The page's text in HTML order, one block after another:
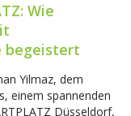
Wie
begeistert
Yilmaz, dem
einem spannenden
Düsseldorf,